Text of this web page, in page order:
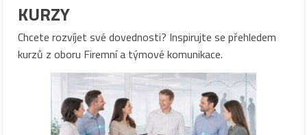
KURZY
Chcete rozvíjet své dovednosti? Inspirujte se přehledem
kurzů z oboru Firemní a týmové komunikace.